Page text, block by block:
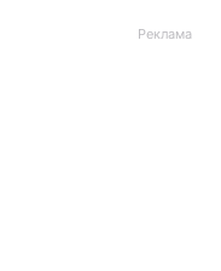
Реклама